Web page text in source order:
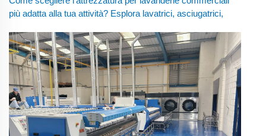
più adatta alla tua attività? Esplora lavatrici, asciugatrici,
Flying Fish Machinery.